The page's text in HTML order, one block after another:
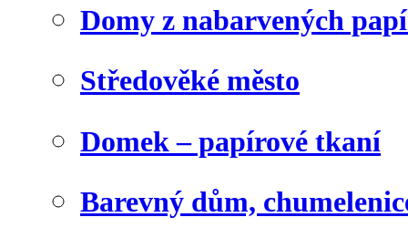
Domy z nabarvených
Středověké město
Domek – papírové tkaní
Barevný dům,